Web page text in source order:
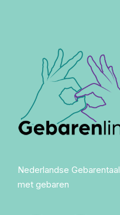
Nederlandse
met gebaren